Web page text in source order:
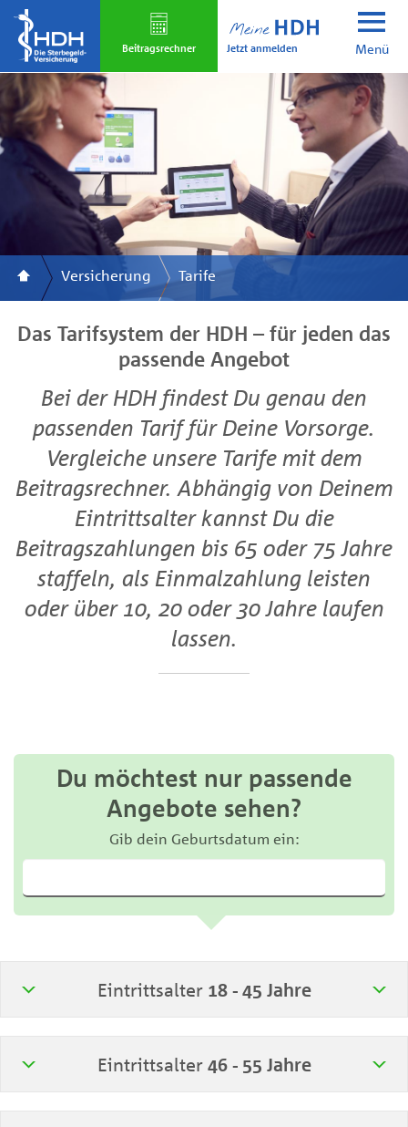
Skip
main
content
Beitrags­rechner Jetzt anmelden Menü
Versicherung Tarife
Das Tarifsystem der HDH – für jeden das
passende Angebot
Bei der HDH findest Du genau den
passenden Tarif für Deine Vorsorge.
Vergleiche unsere Tarife mit dem
Beitragsrechner. Abhängig von Deinem
Eintrittsalter kannst Du die
Beitragszahlungen bis 65 oder 75 Jahre
staffeln, als Einmalzahlung leisten
oder über 10, 20 oder 30 Jahre laufen
lassen.
Du möchtest nur passende
Angebote sehen?
Gib dein Geburtsdatum ein:
Eintrittsalter 18 - 45 Jahre
Eintrittsalter 46 - 55 Jahre